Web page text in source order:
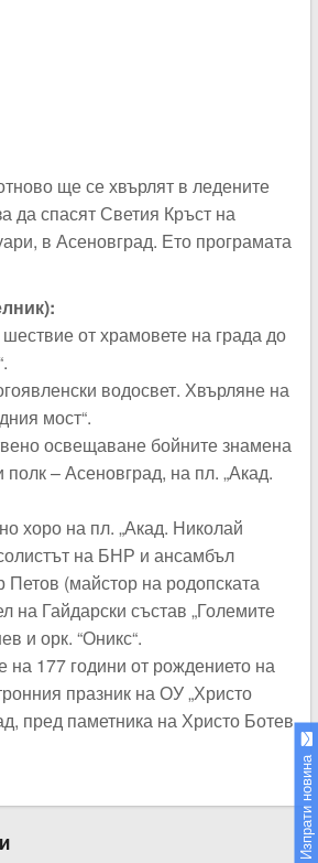
ще се хвърлят в ледените
да спасят Светия Кръст на
в Асеновград. Ето програмата
от храмовете на града до
водосвет. Хвърляне на
мост“.
освещаване бойните знамена
– Асеновград, на пл. „Акад.
хоро на пл. „Акад. Николай
на БНР и ансамбъл
(майстор на родопската
на Гайдарски състав „Големите
и орк. “Оникс“.
на 177 години от рождението на
празник на ОУ „Христо
пред паметника на Христо Ботев
Изпрати новина